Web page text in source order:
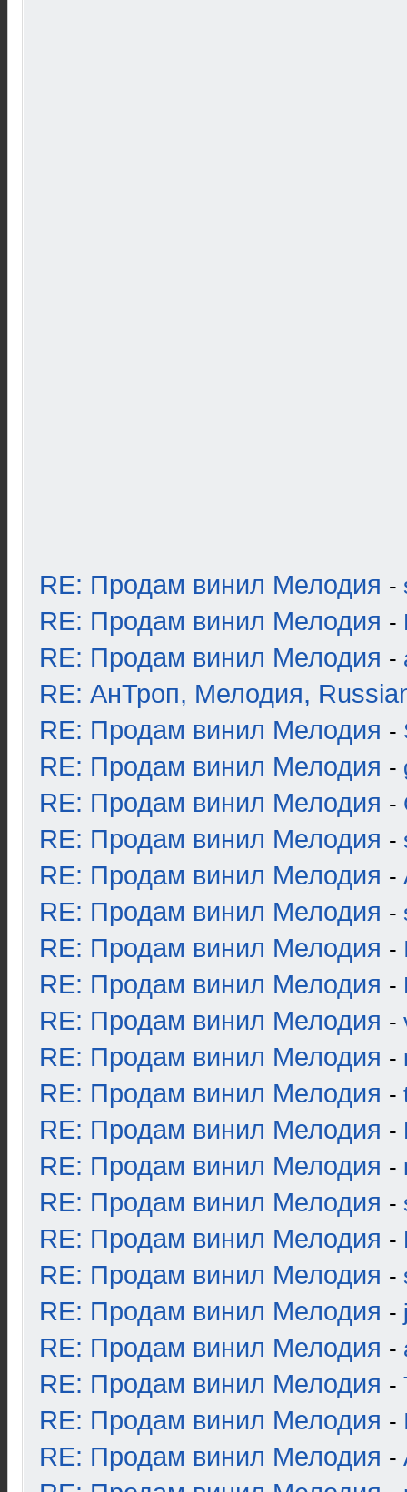
RE: Продам винил Мелодия -
RE: Продам винил Мелодия -
RE: Продам винил Мелодия -
RE: АнТроп, Мелодия,
RE: Продам винил Мелодия -
RE: Продам винил Мелодия -
RE: Продам винил Мелодия -
RE: Продам винил Мелодия -
RE: Продам винил Мелодия -
RE: Продам винил Мелодия -
RE: Продам винил Мелодия -
RE: Продам винил Мелодия -
RE: Продам винил Мелодия -
RE: Продам винил Мелодия -
RE: Продам винил Мелодия -
RE: Продам винил Мелодия -
RE: Продам винил Мелодия -
RE: Продам винил Мелодия -
RE: Продам винил Мелодия -
RE: Продам винил Мелодия -
RE: Продам винил Мелодия -
RE: Продам винил Мелодия -
RE: Продам винил Мелодия -
RE: Продам винил Мелодия -
RE: Продам винил Мелодия -